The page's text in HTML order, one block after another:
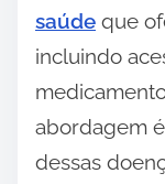
saúde que
incluindo
abordagem
dessas